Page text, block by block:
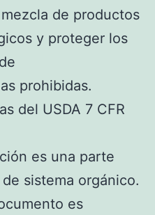
de productos
y proteger los
prohibidas.
del USDA 7 CFR
es una parte
sistema orgánico.
es